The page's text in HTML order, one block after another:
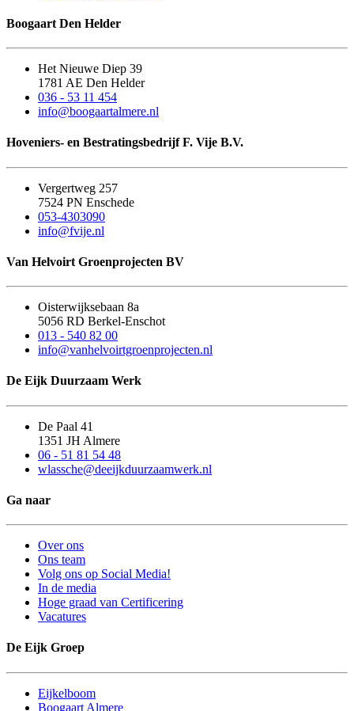
Boogaart Den Helder
Het Nieuwe Diep 39
1781 AE Den Helder
036 - 53 11 454
info@boogaartalmere.nl
Hoveniers- en Bestratingsbedrijf F. Vije B.V.
Vergertweg 257
7524 PN Enschede
053-4303090
info@fvije.nl
Van Helvoirt Groenprojecten BV
Oisterwijksebaan 8a
5056 RD Berkel-Enschot
013 - 540 82 00
info@vanhelvoirtgroenprojecten.nl
De Eijk Duurzaam Werk
De Paal 41
1351 JH Almere
06 - 51 81 54 48
wlassche@deeijkduurzaamwerk.nl
Ga naar
Over ons
Ons team
Volg ons op Social Media!
In de media
Hoge graad van Certificering
Vacatures
De Eijk Groep
Eijkelboom
Boogaart Almere